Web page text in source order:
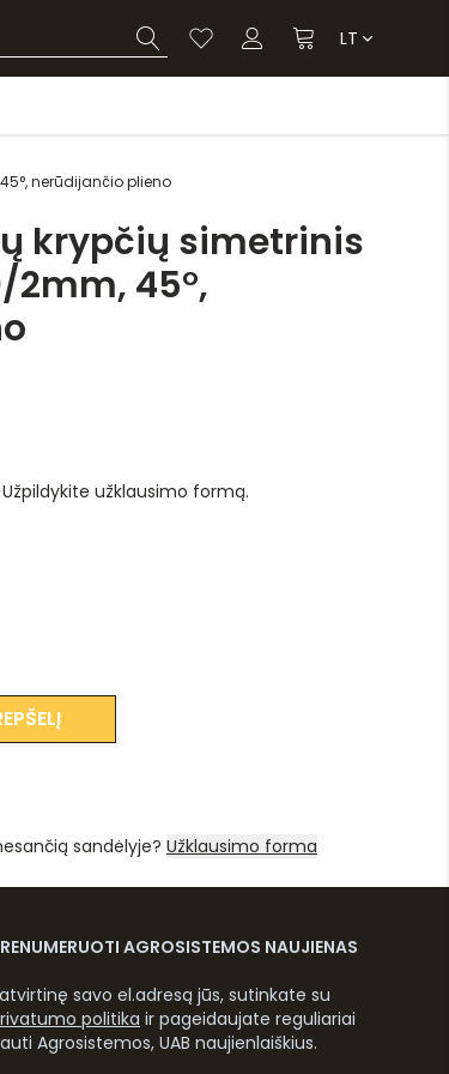
LT
nerūdijančio plieno
krypčių simetrinis
45°,
užklausimo formą.
sandėlyje? Užklausimo forma
AGROSISTEMOS NAUJIENAS
savo el.adresą jūs, sutinkate su
politika ir pageidaujate reguliariai
Agrosistemos, UAB naujienlaiškius.